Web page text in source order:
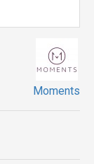
Moments